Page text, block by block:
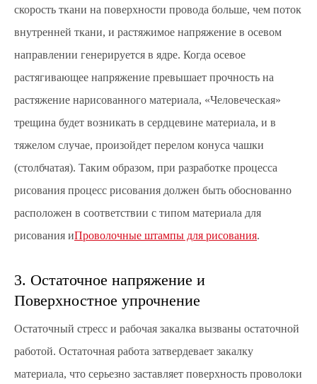
скорость ткани на поверхности провода больше, чем поток
внутренней ткани, и растяжимое напряжение в осевом
направлении генерируется в ядре. Когда осевое
растягивающее напряжение превышает прочность на
растяжение нарисованного материала, «Человеческая»
трещина будет возникать в сердцевине материала, и в
тяжелом случае, произойдет перелом конуса чашки
(столбчатая). Таким образом, при разработке процесса
рисования процесс рисования должен быть обоснованно
расположен в соответствии с типом материала для
рисования иПроволочные штампы для рисования.
3. Остаточное напряжение и
Поверхностное упрочнение
Остаточный стресс и рабочая закалка вызваны остаточной
работой. Остаточная работа затвердевает закалку
материала, что серьезно заставляет поверхность проволоки